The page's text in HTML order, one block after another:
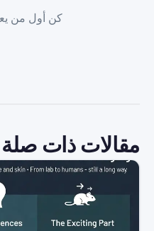
كن أول من
مقالات ذات صلة